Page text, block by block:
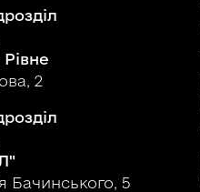
2
Бачинського, 5